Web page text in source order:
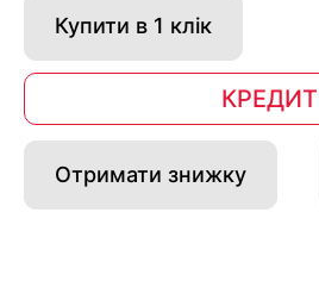
Купити в 1 клік
КРЕДИТ
Отримати знижку